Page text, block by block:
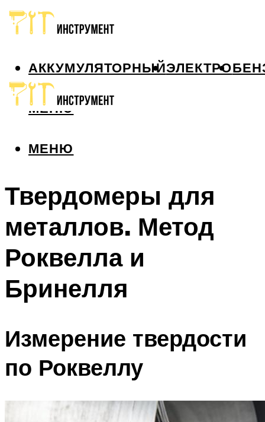
АККУМУЛЯТОРНЫЙЭЛЕКТРО
МЕНЮ
МЕНЮ
Твердомеры для
металлов. Метод
Роквелла и
Бринелля
Измерение твердости
по Роквеллу